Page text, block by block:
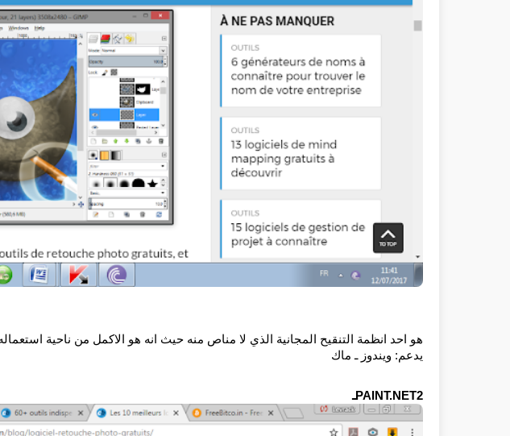
هو احد انظمة التنقيح المجانية الذي لا مناص منه حيث انه هو الاكمل من ناحية
يدعم: ويندوز ـ ماك
PAINT.NET2ـ